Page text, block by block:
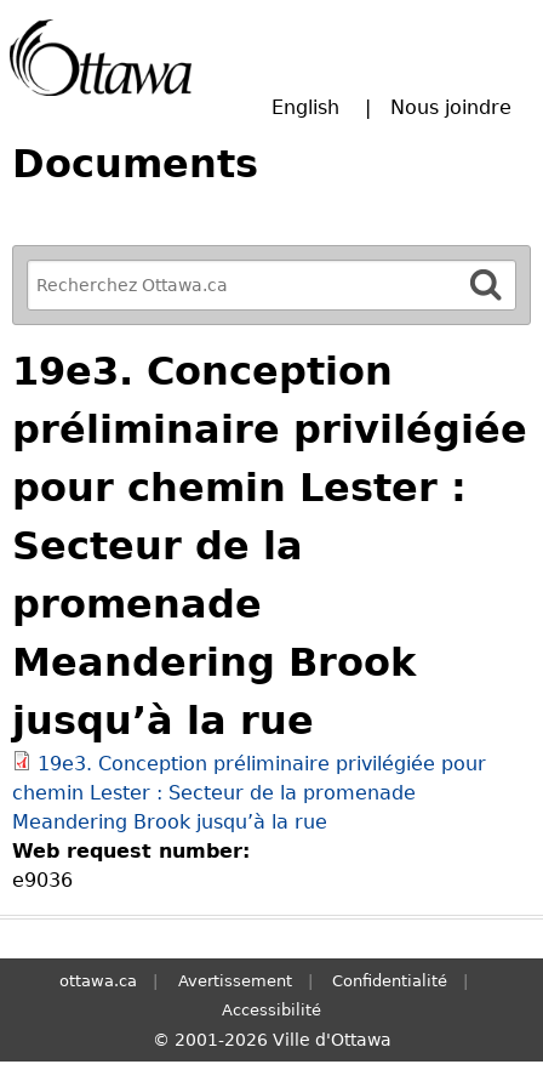
English Nous joindre
Documents
R
e
f
i
n
e
y
o
u
r
S
e
a
r
h
19e3. Conception
préliminaire privilégiée
pour chemin Lester :
Secteur de la
promenade
Meandering Brook
jusqu’à la rue
19e3. Conception préliminaire privilégiée pour
chemin Lester : Secteur de la promenade
Meandering Brook jusqu’à la rue
Web request number:
e9036
ottawa.ca Avertissement
Confidentialité
Accessibilité
© 2001-2026 Ville d'Ottawa